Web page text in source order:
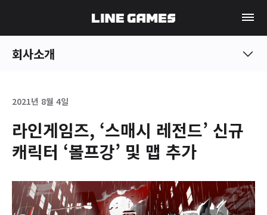
회사소개
2021년 8월 4일
라인게임즈, ‘스매시 레전드’ 신규
캐릭터 ‘볼프강’ 및 맵 추가